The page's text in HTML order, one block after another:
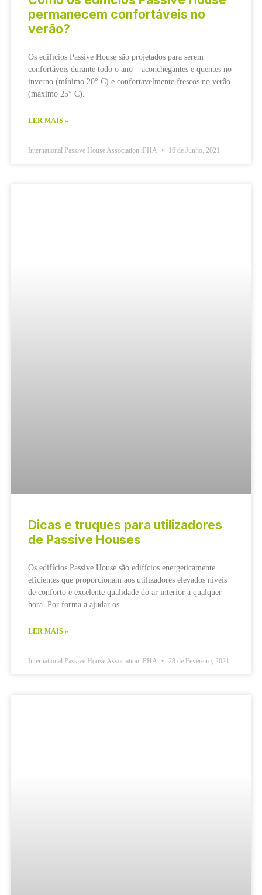
permanecem confortáveis ​​no
verão?
Os edifícios Passive House são projetados para serem
confortáveis ​​durante todo o ano – aconchegantes e quentes no
inverno (mínimo 20° C) e confortavelmente frescos no verão
(máximo 25° C).
LER MAIS »
International Passive House Association iPHA 16 de Junho, 2021
Dicas e truques para utilizadores
de Passive Houses
Os edifícios Passive House são edifícios energeticamente
eficientes que proporcionam aos utilizadores elevados níveis
de conforto e excelente qualidade do ar interior a qualquer
hora. Por forma a ajudar os
LER MAIS »
International Passive House Association iPHA 28 de Fevereiro, 2021